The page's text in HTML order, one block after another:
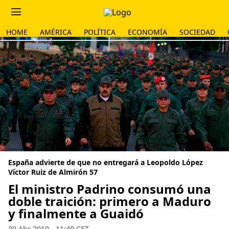
HOME AMÉRICA POLÍTICA ECONOMÍA SOCIEDAD
España advierte de que no entregará a Leopoldo López
Víctor Ruiz de Almirón 57
El ministro Padrino consumó una
doble traición: primero a Maduro
y finalmente a Guaidó